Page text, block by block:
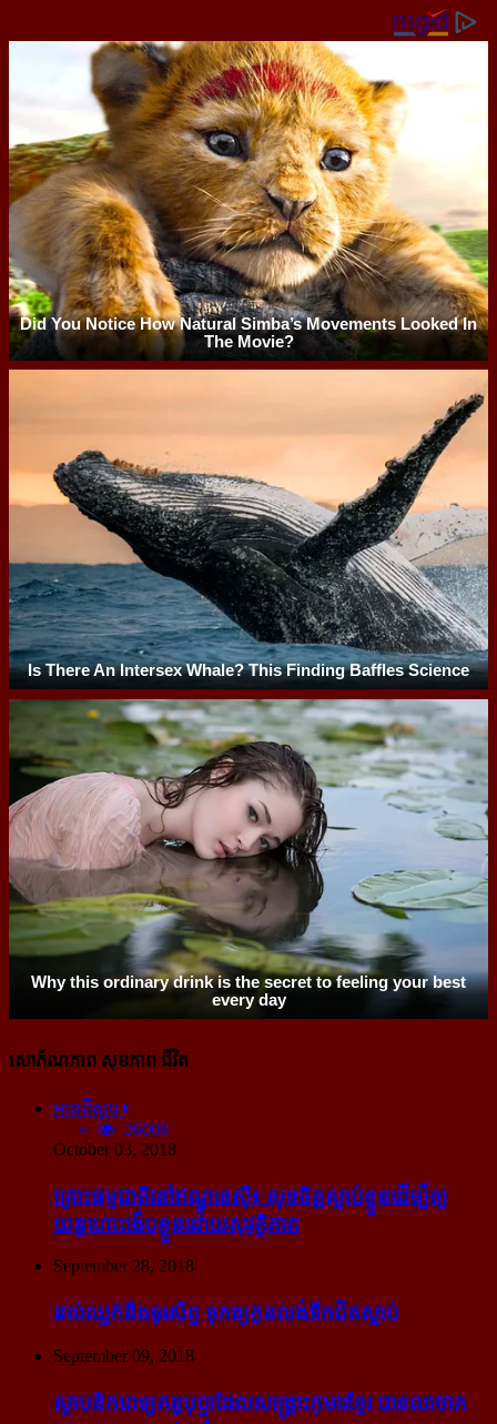
សោភ័ណភាព សុខភាព ជីវិត
អានពិស្ដារ
26008
October 03, 2018
គ្រោះធម្មជាតិនៅឥណ្ឌូនេស៊ី៖ សុខចិត្ត​ស្លាប់​ខ្លួន​ដើម្បី​ឲ្យ​
យន្ដហោះ​ងើប​ខ្លួន​ដោយ​សុវត្ថិភាព
September 28, 2018
រវល់​ឈ្លក់​នឹង​ទូរស័ព្ទ ទុក​ឲ្យ​កូន​លង់​ទឹក​ជិត​ស្លាប់
September 09, 2018
ស្ថាបនិក​ពេទ្យ​គន្ធបុប្ផា​ដែល​សង្គ្រោះ​កុមារ​ខ្មែរ​ បាន​លាចាក​